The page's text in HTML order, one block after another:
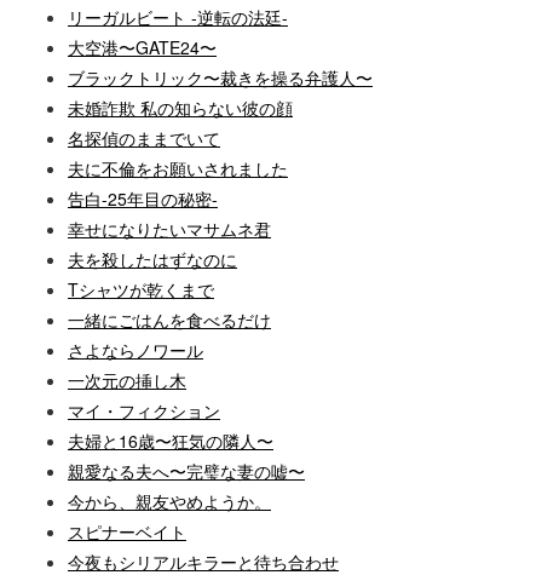
リーガルビート -逆転の法廷-
大空港〜GATE24〜
ブラックトリック〜裁きを操る弁護人〜
未婚詐欺 私の知らない彼の顔
名探偵のままでいて
夫に不倫をお願いされました
告白-25年目の秘密-
幸せになりたいマサムネ君
夫を殺したはずなのに
Tシャツが乾くまで
一緒にごはんを食べるだけ
さよならノワール
一次元の挿し木
マイ・フィクション
夫婦と16歳〜狂気の隣人〜
親愛なる夫へ〜完璧な妻の嘘〜
今から、親友やめようか。
スピナーベイト
今夜もシリアルキラーと待ち合わせ